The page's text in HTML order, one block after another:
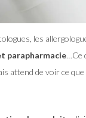
les
parapharmacie…Ce
attend de voir ce